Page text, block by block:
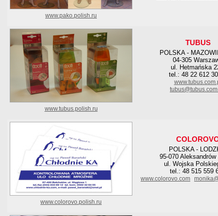
www.pako.polish.ru
TUBUS
POLSKA -
04-305
ul. Hetmańska
tel.: 48 22 612
www.tubus.polish.ru
POLSKA -
95-070 Aleksandrów
ul. Wojska
tel.: 48 515 559
www.colorovo.com
www.colorovo.polish.ru